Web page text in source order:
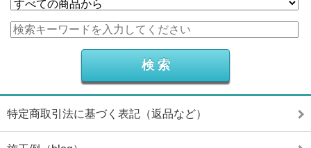
特定商取引法に基づく表記（返品など）